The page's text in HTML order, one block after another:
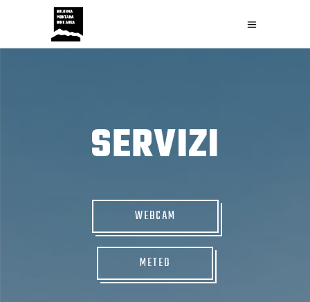
SERVIZI
WEBCAM
METEO